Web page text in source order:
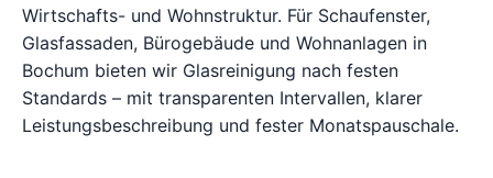
Wirtschafts- und Wohnstruktur. Für Schaufenster,
Glasfassaden, Bürogebäude und Wohnanlagen in
Bochum bieten wir Glasreinigung nach festen
Standards – mit transparenten Intervallen, klarer
Leistungsbeschreibung und fester Monatspauschale.